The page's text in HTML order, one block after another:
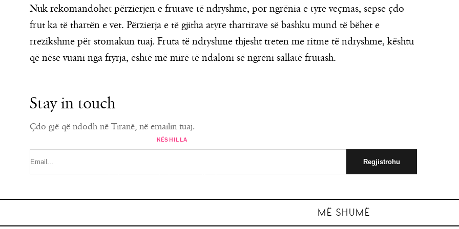
Nuk rekomandohet përzierjen e frutave të ndryshme, por ngrënia e tyre veçmas, sepse çdo
frut ka të thartën e vet. Përzierja e të gjitha atyre thartirave së bashku mund të bëhet e
rrezikshme për stomakun tuaj. Fruta të ndryshme thjesht treten me ritme të ndryshme, kështu
që nëse vuani nga fryrja, është më mirë të ndaloni së ngrëni sallatë frutash.
Stay in touch
Çdo gjë që ndodh në Tiranë, në emailin tuaj.
MË SHUMË
KËSHILLA
pjatën time ?”
MARISA KARABECI
33 mënyra
KËSHILLA
Ekspertët e ‘interior design’ ndajnë këshillat e tyre
të mobilimit të duhur të ambienteve…
MARISA KARABECI
Si të